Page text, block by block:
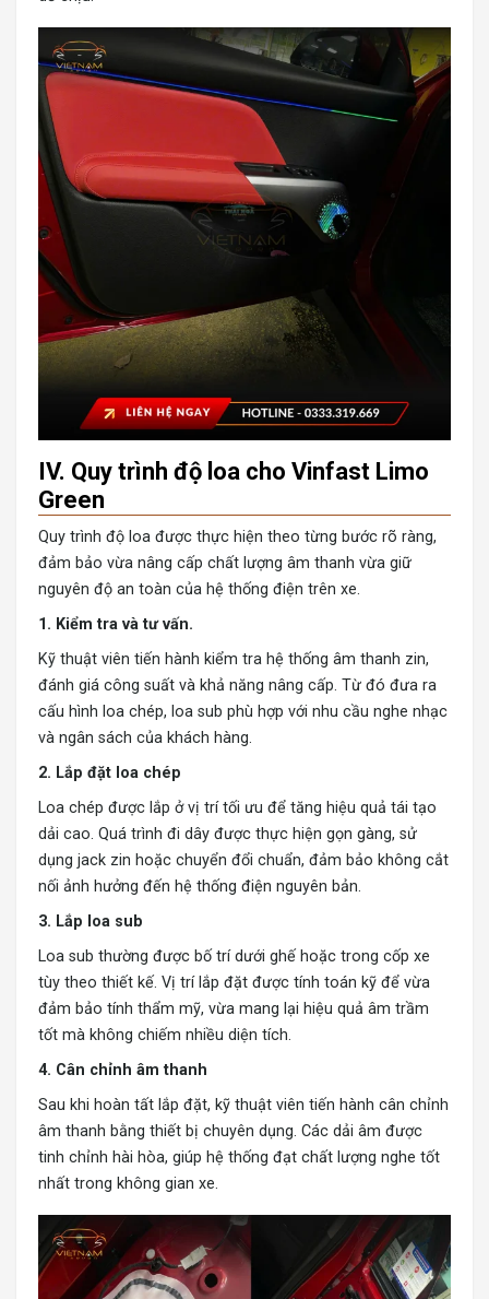
IV. Quy trình độ loa cho Vinfast Limo
Green
Quy trình độ loa được thực hiện theo từng bước rõ ràng,
đảm bảo vừa nâng cấp chất lượng âm thanh vừa giữ
nguyên độ an toàn của hệ thống điện trên xe.
1. Kiểm tra và tư vấn.
Kỹ thuật viên tiến hành kiểm tra hệ thống âm thanh zin,
đánh giá công suất và khả năng nâng cấp. Từ đó đưa ra
cấu hình loa chép, loa sub phù hợp với nhu cầu nghe nhạc
và ngân sách của khách hàng.
2. Lắp đặt loa chép
Loa chép được lắp ở vị trí tối ưu để tăng hiệu quả tái tạo
dải cao. Quá trình đi dây được thực hiện gọn gàng, sử
dụng jack zin hoặc chuyển đổi chuẩn, đảm bảo không cắt
nối ảnh hưởng đến hệ thống điện nguyên bản.
3. Lắp loa sub
Loa sub thường được bố trí dưới ghế hoặc trong cốp xe
tùy theo thiết kế. Vị trí lắp đặt được tính toán kỹ để vừa
đảm bảo tính thẩm mỹ, vừa mang lại hiệu quả âm trầm
tốt mà không chiếm nhiều diện tích.
4. Cân chỉnh âm thanh
Sau khi hoàn tất lắp đặt, kỹ thuật viên tiến hành cân chỉnh
âm thanh bằng thiết bị chuyên dụng. Các dải âm được
tinh chỉnh hài hòa, giúp hệ thống đạt chất lượng nghe tốt
nhất trong không gian xe.